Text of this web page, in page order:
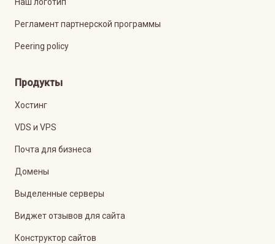
Регламент партнерской программы
Peering policy
Продукты
Хостинг
VDS и VPS
Почта для бизнеса
Домены
Выделенные серверы
Виджет отзывов для сайта
Конструктор сайтов